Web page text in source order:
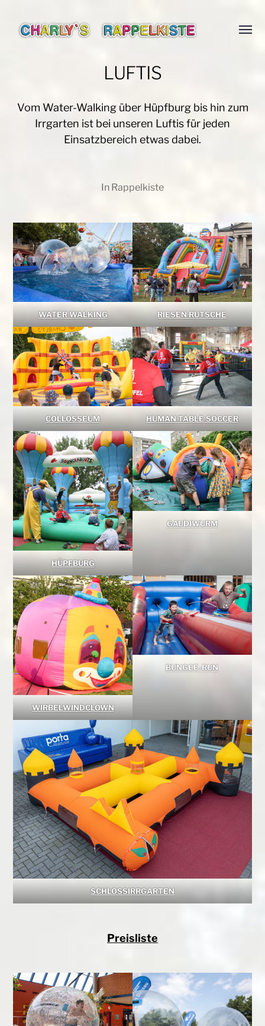
Menü
LUFTIS
Vom Water-Walking über Hüpfburg bis hin zum
Irrgarten ist bei unseren Luftis für jeden
Einsatzbereich etwas dabei.
In Rappelkiste
WATER WALKING RIESEN RUTSCHE
COLLOSSEUM HUMAN TABLE SOCCER
HÜPFBURG
GAUDIWURM
WIRBELWINDCLOWN
BUNGEE-RUN
SCHLOSSIRRGARTEN
Preisliste